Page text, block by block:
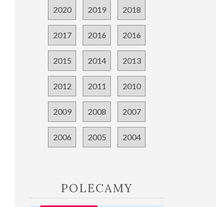
2020 2019 2018
2017 2016 2016
2015 2014 2013
2012 2011 2010
2009 2008 2007
2006 2005 2004
POLECAMY